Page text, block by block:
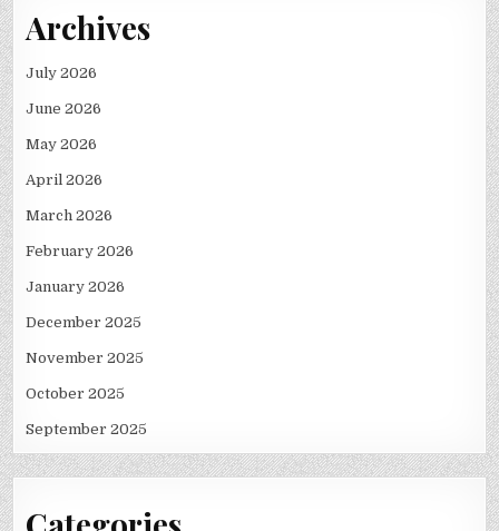
Archives
July 2026
June 2026
May 2026
April 2026
March 2026
February 2026
January 2026
December 2025
November 2025
October 2025
September 2025